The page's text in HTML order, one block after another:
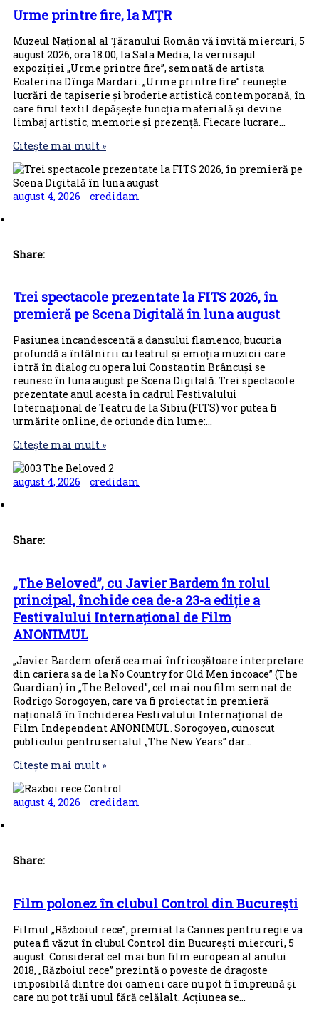
Urme printre fire, la MŢR
Muzeul Național al Țăranului Român vă invită miercuri, 5
august 2026, ora 18.00, la Sala Media, la vernisajul
expoziției „Urme printre fire”, semnată de artista
Ecaterina Dînga Mardari. „Urme printre fire” reunește
lucrări de tapiserie și broderie artistică contemporană, în
care firul textil depășește funcția materială și devine
limbaj artistic, memorie și prezență. Fiecare lucrare…
Citește mai mult »
august 4, 2026 credidam
Share:
Trei spectacole prezentate la FITS 2026, în
premieră pe Scena Digitală în luna august
Pasiunea incandescentă a dansului flamenco, bucuria
profundă a întâlnirii cu teatrul și emoția muzicii care
intră în dialog cu opera lui Constantin Brâncuși se
reunesc în luna august pe Scena Digitală. Trei spectacole
prezentate anul acesta în cadrul Festivalului
Internațional de Teatru de la Sibiu (FITS) vor putea fi
urmărite online, de oriunde din lume:…
Citește mai mult »
august 4, 2026 credidam
Share:
„The Beloved”, cu Javier Bardem în rolul
principal, închide cea de-a 23-a ediție a
Festivalului Internațional de Film
ANONIMUL
„Javier Bardem oferă cea mai înfricoșătoare interpretare
din cariera sa de la No Country for Old Men încoace” (The
Guardian) în „The Beloved”, cel mai nou film semnat de
Rodrigo Sorogoyen, care va fi proiectat în premieră
națională în închiderea Festivalului Internațional de
Film Independent ANONIMUL. Sorogoyen, cunoscut
publicului pentru serialul „The New Years” dar…
Citește mai mult »
august 4, 2026 credidam
Share:
Film polonez în clubul Control din București
Filmul „Războiul rece”, premiat la Cannes pentru regie va
putea fi văzut în clubul Control din București miercuri, 5
august. Considerat cel mai bun film european al anului
2018, „Războiul rece” prezintă o poveste de dragoste
imposibilă dintre doi oameni care nu pot fi împreună și
care nu pot trăi unul fără celălalt. Acțiunea se…